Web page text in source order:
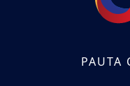
PAUTA